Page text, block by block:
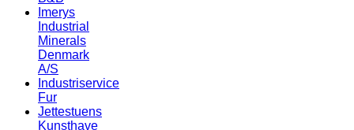
Imerys
Industrial
Minerals
Denmark
A/S
Industriservice
Fur
Jettestuens
Kunsthave